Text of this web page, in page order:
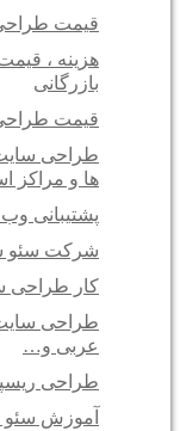
قیمت
هزینه ،
بازرگانی
قیمت
طراحی
ها و مراکز
پشتیبانی
شرکت سئو
کار طراحی
طراحی سایت
عربی و…
طراحی
آموزش سئو